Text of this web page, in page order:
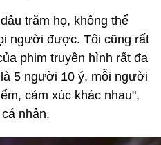
trăm họ, không thể
người được. Tôi cũng rất
phim truyền hình rất đa
5 người 10 ý, mỗi người
cảm xúc khác nhau",
nhân.